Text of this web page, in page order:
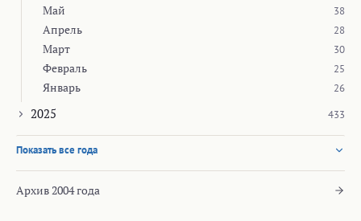
Май 38
Апрель 28
Март 30
Февраль 25
Январь 26
2025 433
Показать все года
Архив 2004 года